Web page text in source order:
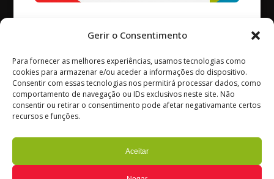
Gerir o Consentimento
Para fornecer as melhores experiências, usamos tecnologias como
cookies para armazenar e/ou aceder a informações do dispositivo.
Consentir com essas tecnologias nos permitirá processar dados, como
comportamento de navegação ou IDs exclusivos neste site. Não
consentir ou retirar o consentimento pode afetar negativamante certos
recursos e funções.
Aceitar
236 670 100
Avenida Coronel Vitorino Henriques Godinho
3240-154 – Ansião
Portugal
Termos de Utilização
Política de Privacidade e Cookies
Gerir o consentimento